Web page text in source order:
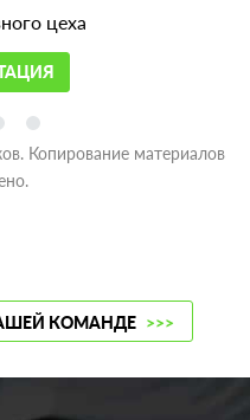
цеха
Копирование материалов
КОМАНДЕ >>>